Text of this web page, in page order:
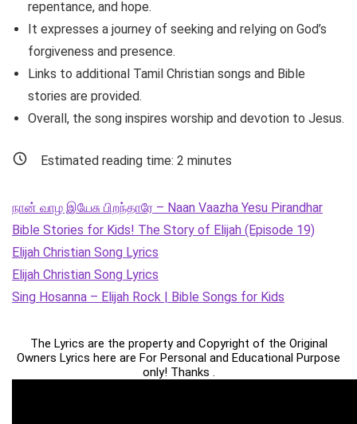
repentance, and hope.
It expresses a journey of seeking and relying on God’s
forgiveness and presence.
Links to additional Tamil Christian songs and Bible
stories are provided.
Overall, the song inspires worship and devotion to Jesus.
Estimated reading time: 2 minutes
நான் வாழ இயேசு பிறந்தாரே – Naan Vaazha Yesu Pirandhar
Bible Stories for Kids! The Story of Elijah (Episode 19)
Elijah Christian Song Lyrics
Elijah Christian Song Lyrics
Sing Hosanna – Elijah Rock | Bible Songs for Kids
The Lyrics are the property and Copyright of the Original
Owners Lyrics here are For Personal and Educational Purpose
only! Thanks .